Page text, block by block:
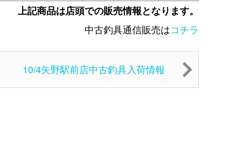
上記商品は店頭での販売情報となります。
中古釣具通信販売はコチラ
10/4矢野駅前店中古釣具入荷情報